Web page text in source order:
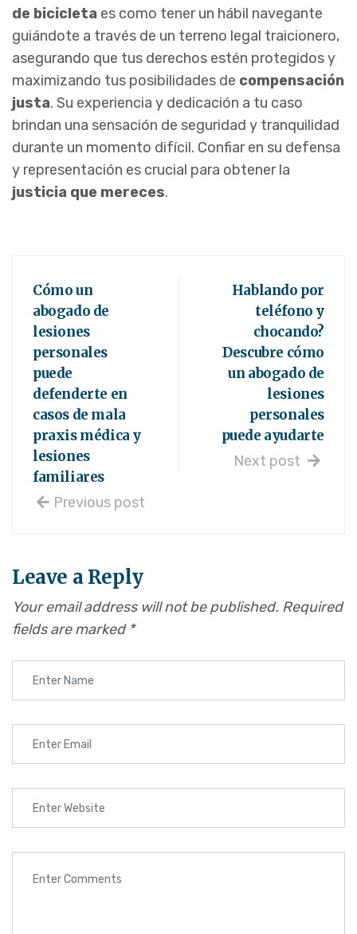
de bicicleta es como tener un hábil navegante
guiándote a través de un terreno legal traicionero,
asegurando que tus derechos estén protegidos y
maximizando tus posibilidades de compensación
justa. Su experiencia y dedicación a tu caso
brindan una sensación de seguridad y tranquilidad
durante un momento difícil. Confiar en su defensa
y representación es crucial para obtener la
justicia que mereces.
Cómo un
abogado de
lesiones
personales
puede
defenderte en
casos de mala
praxis médica y
lesiones
familiares
Previous post
Hablando por
teléfono y
chocando?
Descubre cómo
un abogado de
lesiones
personales
puede ayudarte
Next post
Leave a Reply
Your email address will not be published. Required
fields are marked *